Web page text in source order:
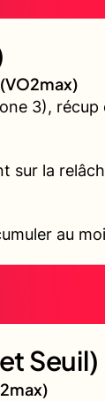
3), récup
sur la
au
Seuil)